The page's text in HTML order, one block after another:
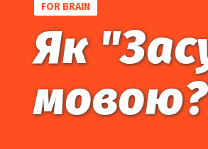
FOR BRAIN
Як
мовою?